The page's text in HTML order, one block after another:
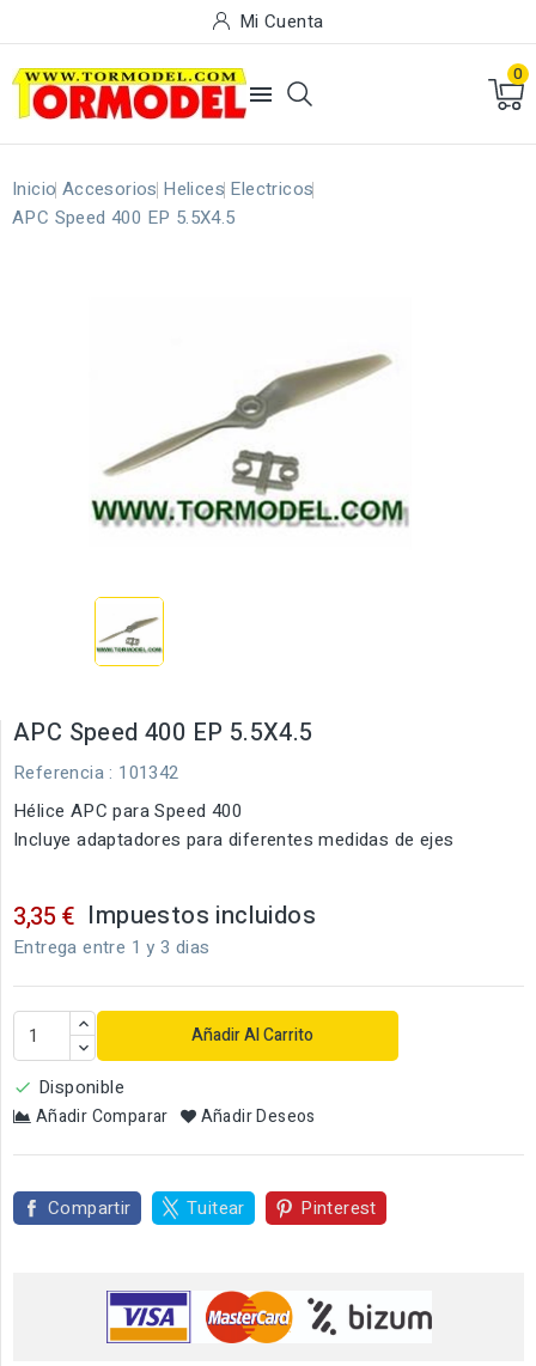
Mi Cuenta

0
Inicio Accesorios Helices Electricos
APC Speed 400 EP 5.5X4.5
APC Speed 400 EP 5.5X4.5
Referencia : 101342
Hélice APC para Speed 400
Incluye adaptadores para diferentes medidas de ejes
3,35 € Impuestos incluidos
Entrega entre 1 y 3 dias
Añadir Al Carrito
 Disponible
Añadir Comparar Añadir Deseos
Compartir Tuitear Pinterest